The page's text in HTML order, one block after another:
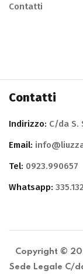
Contatti
Contatti
Indirizzo: C/da S.
Email:
Tel: 0923.990657
Whatsapp:
Copyright ©
Sede Legale C/